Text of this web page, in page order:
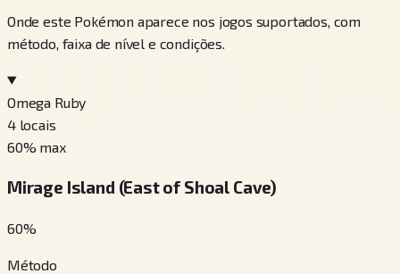
Onde este Pokémon aparece nos jogos suportados, com
método, faixa de nível e condições.
Omega Ruby
4 locais
60% max
Mirage Island (East of Shoal Cave)
60%
Método